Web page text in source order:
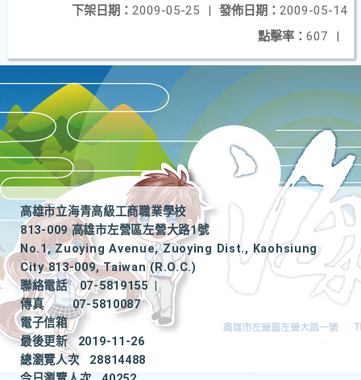
發佈日期： 2009-05-14
下架日期： 2009-05-25
|
點擊率： 607 |
高雄市立海青高級工商職業學校
813-009 高雄市左營區左營大路1號
No.1, Zuoying Avenue, Zuoying Dist., Kaohsiung
City 813-009, Taiwan (R.O.C.)
聯絡電話
07-5819155
|
傳真
07-5810087
電子信箱
最後更新
2019-11-26
總瀏覽人次
28814488